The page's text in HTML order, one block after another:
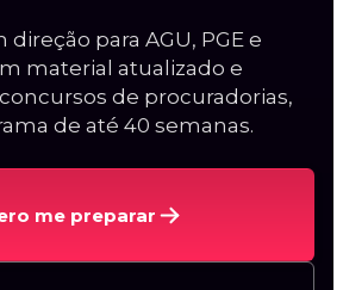
para AGU, PGE e
material atualizado e
de procuradorias,
de até 40 semanas.
me preparar